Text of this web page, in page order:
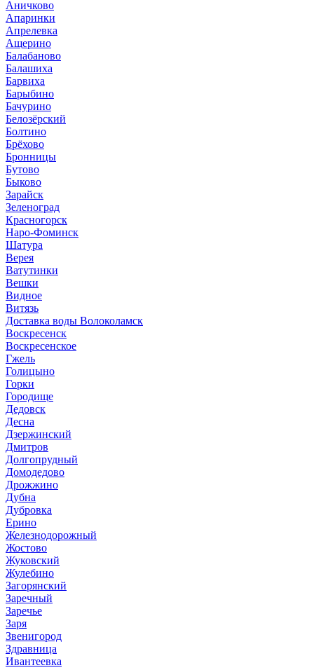
Аничково
Апаринки
Апрелевка
Ащерино
Балабаново
Балашиха
Барвиха
Барыбино
Бачурино
Белозёрский
Болтино
Брёхово
Бронницы
Бутово
Быково
Зарайск
Зеленоград
Красногорск
Наро-Фоминск
Шатура
Верея
Ватутинки
Вешки
Видное
Витязь
Доставка воды Волоколамск
Воскресенск
Воскресенское
Гжель
Голицыно
Горки
Городище
Дедовск
Десна
Дзержинский
Дмитров
Долгопрудный
Домодедово
Дрожжино
Дубна
Дубровка
Ерино
Железнодорожный
Жостово
Жуковский
Жулебино
Загорянский
Заречный
Заречье
Заря
Звенигород
Здравница
Ивантеевка